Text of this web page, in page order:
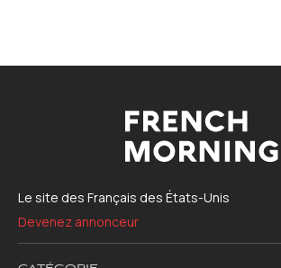
Le site des Français des États-Unis
Devenez annonceur